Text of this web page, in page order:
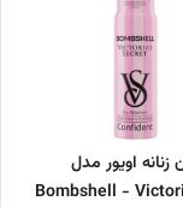
اویور مدل
Bombshell -